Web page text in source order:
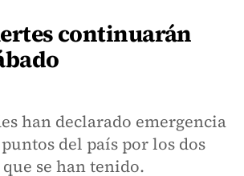
continuarán
han declarado emergencia
del país por los dos
se han tenido.